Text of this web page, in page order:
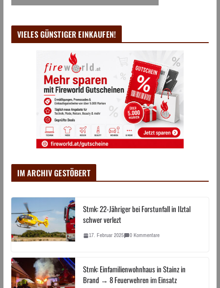
VIELES GÜNSTIGER EINKAUFEN!
IM ARCHIV GESTÖBERT
Stmk: 22-Jähriger bei Forstunfall in Ilztal
schwer verlezt
17. Februar 2025 0 Kommentare
Stmk: Einfamilienwohnhaus in Stainz in
Brand → 8 Feuerwehren im Einsatz